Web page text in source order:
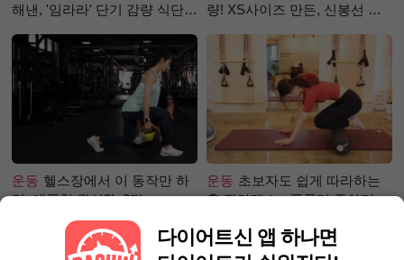
해낸, '임라라' 단기 감량 식단
량! XS사이즈 만든, 신봉선 식
운동 헬스장에서 이 동작만 하
면, 애플힙 완성?! -2탄-
운동 초보자도 쉽게 따라하는
홈 필라테스 - 폼롤러 종아리 알
다이어트신 앱 하나면